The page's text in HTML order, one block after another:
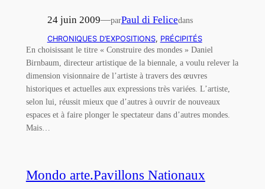
24 juin 2009—parPaul di Felicedans
CHRONIQUES D’EXPOSITIONS, PRÉCIPITÉS
En choisissant le titre « Construire des mondes » Daniel
Birnbaum, directeur artistique de la biennale, a voulu relever la
dimension visionnaire de l’artiste à travers des œuvres
historiques et actuelles aux expressions très variées. L’artiste,
selon lui, réussit mieux que d’autres à ouvrir de nouveaux
espaces et à faire plonger le spectateur dans d’autres mondes.
Mais…
Mondo arte.Pavillons Nationaux